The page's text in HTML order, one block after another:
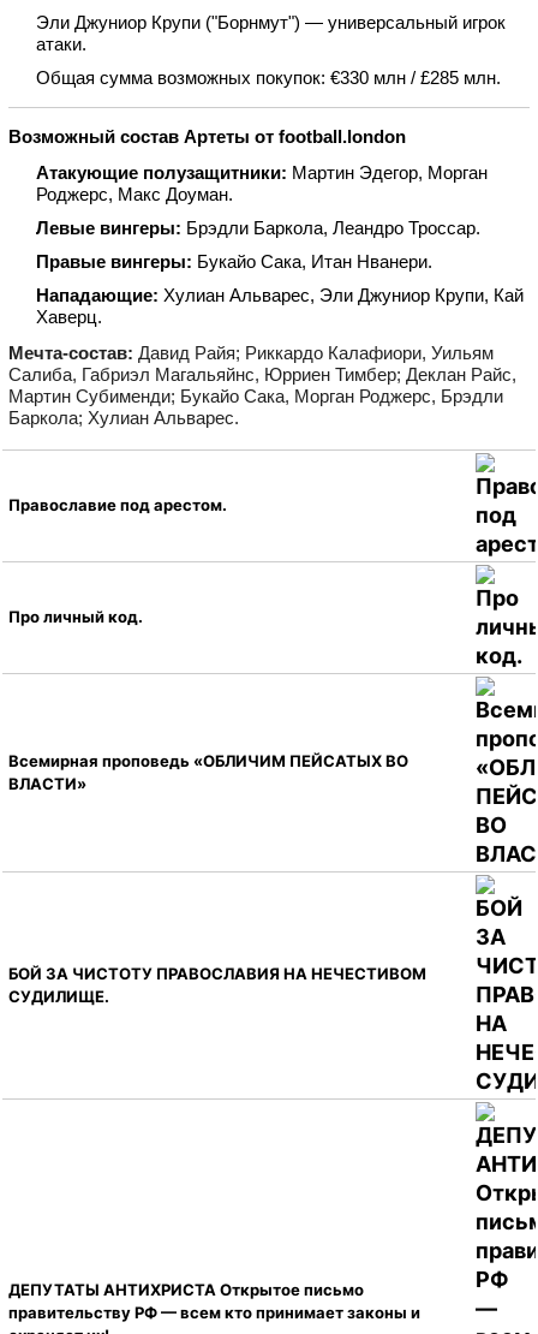
Эли Джуниор Крупи ("Борнмут") — универсальный игрок
атаки.
Общая сумма возможных покупок: €330 млн / £285 млн.
Возможный состав Артеты от football.london
Атакующие полузащитники: Мартин Эдегор, Морган
Роджерс, Макс Доуман.
Левые вингеры: Брэдли Баркола, Леандро Троссар.
Правые вингеры: Букайо Сака, Итан Нванери.
Нападающие: Хулиан Альварес, Эли Джуниор Крупи, Кай
Хаверц.
Мечта‑состав: Давид Райя; Риккардо Калафиори, Уильям
Салиба, Габриэл Магальяйнс, Юрриен Тимбер; Деклан Райс,
Мартин Субименди; Букайо Сака, Морган Роджерс, Брэдли
Баркола; Хулиан Альварес.
Православие под арестом.
Про личный код.
Всемирная проповедь «ОБЛИЧИМ ПЕЙСАТЫХ ВО
ВЛАСТИ»
БОЙ ЗА ЧИСТОТУ ПРАВОСЛАВИЯ НА НЕЧЕСТИВОМ
СУДИЛИЩЕ.
ДЕПУТАТЫ АНТИХРИСТА Открытое письмо
правительству РФ — всем кто принимает законы и